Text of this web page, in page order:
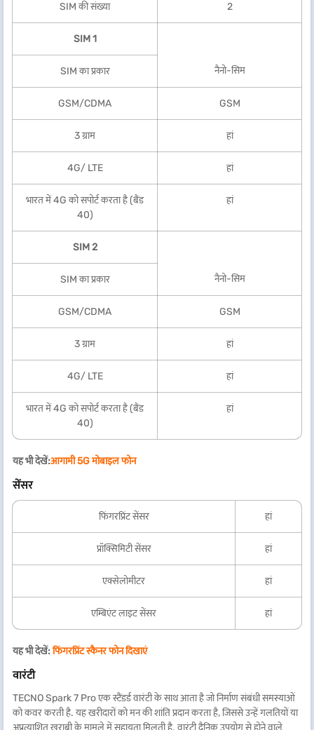
SIM की संख्या 2
SIM 1
SIM का प्रकार नैनो-सिम
GSM/CDMA GSM
3 ग्राम हां
4G/ LTE हां
भारत में 4G को सपोर्ट करता है (बैंड
40)
हां
SIM 2
SIM का प्रकार नैनो-सिम
GSM/CDMA GSM
3 ग्राम हां
4G/ LTE हां
भारत में 4G को सपोर्ट करता है (बैंड
40)
हां
यह भी देखें:आगामी 5G मोबाइल फोन
सेंसर
फिंगरप्रिंट सेंसर हां
प्रॉक्सिमिटी सेंसर हां
एक्सेलोमीटर हां
एम्बिएंट लाइट सेंसर हां
यह भी देखें:फिंगरप्रिंट स्कैनर फोन दिखाएं
वारंटी
TECNO Spark 7 Pro एक स्टैंडर्ड वारंटी के साथ आता है जो निर्माण संबंधी समस्याओं
को कवर करती है. यह खरीदारों को मन की शांति प्रदान करता है, जिससे उन्हें गलतियों या
अप्रत्याशित खराबी के मामले में सहायता मिलती है. वारंटी दैनिक उपयोग से होने वाले